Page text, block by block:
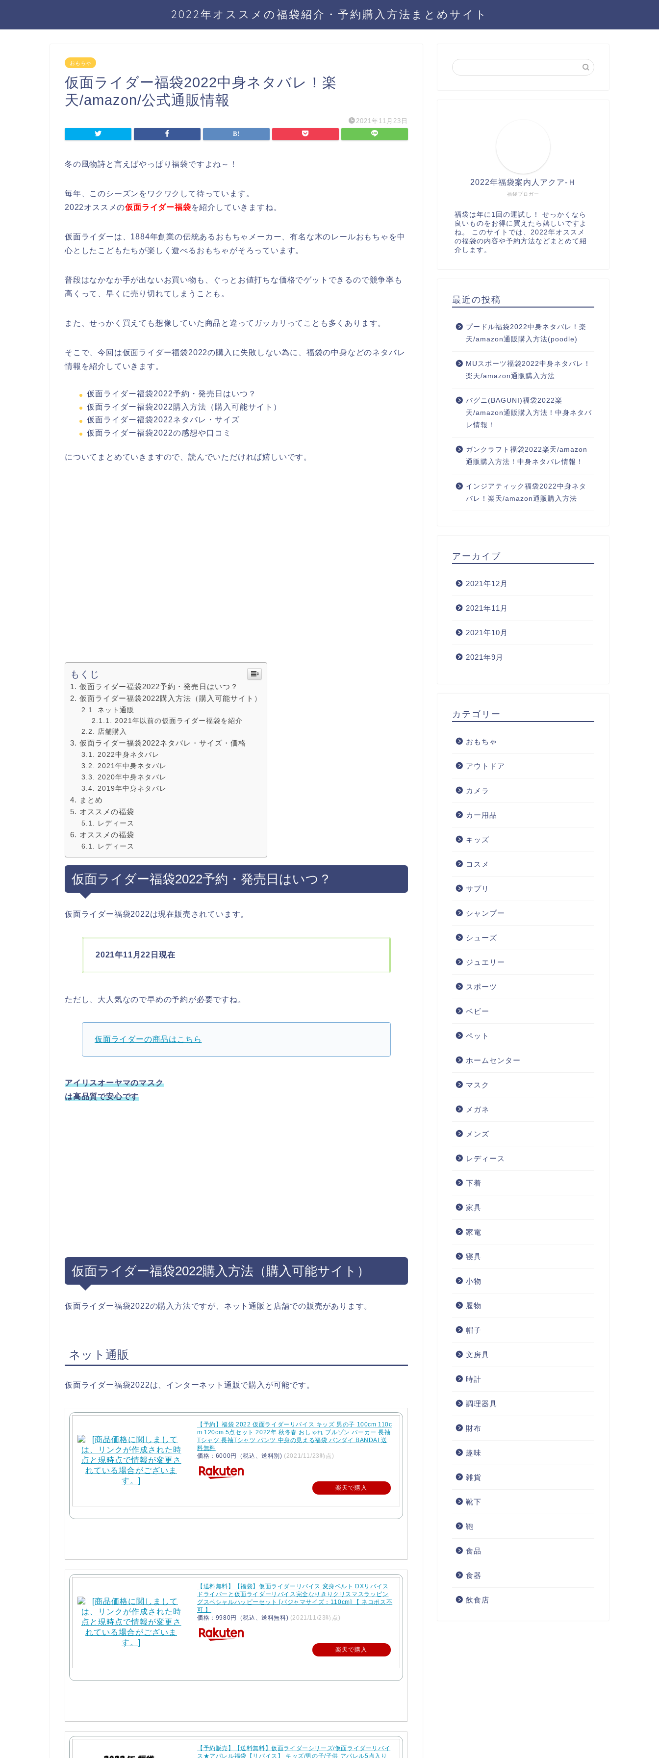
2022年オススメの福袋紹介・予約購入方法まとめサイト
おもちゃ
仮面ライダー福袋2022中身ネタバレ！楽
天/amazon/公式通販情報
2021年11月23日
冬の風物詩と言えばやっぱり福袋ですよね～！
毎年、このシーズンをワクワクして待っています。
2022オススメの仮面ライダー福袋を紹介していきますね。
仮面ライダーは、1884年創業の伝統あるおもちゃメーカー、有名な木のレールおもちゃを中
心としたこどもたちが楽しく遊べるおもちゃがそろっています。
普段はなかなか手が出ないお買い物も、ぐっとお値打ちな価格でゲットできるので競争率も
高くって、早くに売り切れてしまうことも。
また、せっかく買えても想像していた商品と違ってガッカリってことも多くあります。
そこで、今回は仮面ライダー福袋2022の購入に失敗しない為に、福袋の中身などのネタバレ
情報を紹介していきます。
仮面ライダー福袋2022予約・発売日はいつ？
仮面ライダー福袋2022購入方法（購入可能サイト）
仮面ライダー福袋2022ネタバレ・サイズ
仮面ライダー福袋2022の感想や口コミ
についてまとめていきますので、読んでいただければ嬉しいです。
もくじ
仮面ライダー福袋2022予約・発売日はいつ？
仮面ライダー福袋2022購入方法（購入可能サイト）
ネット通販
2021年以前の仮面ライダー福袋を紹介
店舗購入
仮面ライダー福袋2022ネタバレ・サイズ・価格
2022中身ネタバレ
2021年中身ネタバレ
2020年中身ネタバレ
2019年中身ネタバレ
まとめ
オススメの福袋
レディース
オススメの福袋
レディース
仮面ライダー福袋2022予約・発売日はいつ？
仮面ライダー福袋2022は現在販売されています。
2021年11月22日現在
ただし、大人気なので早めの予約が必要ですね。
仮面ライダーの商品はこちら
アイリスオーヤマのマスク
は高品質で安心です
仮面ライダー福袋2022購入方法（購入可能サイト）
仮面ライダー福袋2022の購入方法ですが、ネット通販と店舗での販売があります。
ネット通販
仮面ライダー福袋2022は、インターネット通販で購入が可能です。
【予約】福袋 2022 仮面ライダーリバイス キッズ 男の子 100cm 110c
m 120cm 5点セット 2022年 秋冬春 おしゃれ ブルゾン パーカー 長袖
Tシャツ 長袖Tシャツ パンツ 中身の見える福袋 バンダイ BANDAI 送
料無料
価格：6000円（税込、送料別) (2021/11/23時点)
楽天で購入
【送料無料】【福袋】仮面ライダーリバイス 変身ベルト DXリバイス
ドライバーと仮面ライダーリバイス完全なりきりクリスマスラッピン
グスペシャルハッピーセット [パジャマサイズ：110cm] 【 ネコポス不
可 】
価格：9980円（税込、送料無料) (2021/11/23時点)
楽天で購入
【予約販売】【送料無料】仮面ライダーシリーズ/仮面ライダーリバイ
ス★アパレル福袋【リバイス】 キッズ/男の子/子供 アパレル5点入り
福袋ブロガー
2022年福袋案内人アクア-Ｈ
福袋は年に1回の運試し！ せっかくなら
良いものをお得に買えたら嬉しいですよ
ね。 このサイトでは、2022年オススメ
の福袋の内容や予約方法などまとめて紹
介します。
最近の投稿
プードル福袋2022中身ネタバレ！楽
天/amazon通販購入方法(poodle)
MUスポーツ福袋2022中身ネタバレ！
楽天/amazon通販購入方法
バグニ(BAGUNI)福袋2022楽
天/amazon通販購入方法！中身ネタバ
レ情報！
ガンクラフト福袋2022楽天/amazon
通販購入方法！中身ネタバレ情報！
インジアティック福袋2022中身ネタ
バレ！楽天/amazon通販購入方法
アーカイブ
2021年12月
2021年11月
2021年10月
2021年9月
カテゴリー
おもちゃ
アウトドア
カメラ
カー用品
キッズ
コスメ
サプリ
シャンプー
シューズ
ジュエリー
スポーツ
ベビー
ペット
ホームセンター
マスク
メガネ
メンズ
レディース
下着
家具
家電
寝具
小物
履物
帽子
文房具
時計
調理器具
財布
趣味
雑貨
靴下
鞄
食品
食器
飲食店